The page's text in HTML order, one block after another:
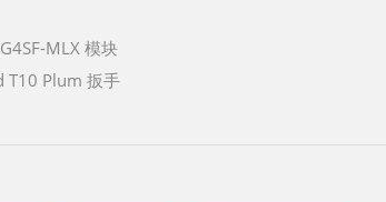
MLX 模块
T10 Plum 扳手